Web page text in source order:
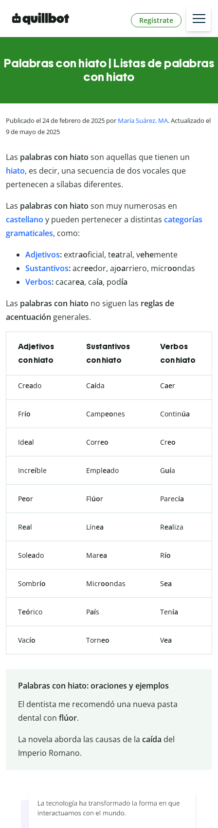
Regístrate
Palabras con hiato | Listas de palabras
con hiato
Publicado el 24 de febrero de 2025 por María Suárez, MA. Actualizado el
9 de mayo de 2025
Las palabras con hiato son aquellas que tienen un
hiato, es decir, una secuencia de dos vocales que
pertenecen a sílabas diferentes.
Las palabras con hiato son muy numerosas en
castellano y pueden pertenecer a distintas categorías
gramaticales, como:
Adjetivos: extraoficial, teatral, vehemente
Sustantivos:acreedor, ajoarriero, microondas
Verbos: cacarea, caía, podía
Las palabras con hiato no siguen las reglas de
acentuación generales.
Adjetivos
con hiato
Sustantivos
con hiato
Verbos
con hiato
Creado Caída Caer
Frío Campeones Continúa
Ideal Correo Creo
Increíble Empleado Guía
Peor Flúor Parecía
Real Línea Realiza
Soleado Marea Río
Sombrío Microondas Sea
Teórico País Tenía
Vacío Torneo Vea
Palabras con hiato: oraciones y ejemplos
El dentista me recomendó una nueva pasta
dental con flúor.
La novela aborda las causas de la caída del
Imperio Romano.